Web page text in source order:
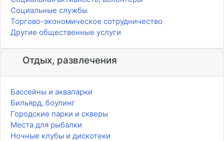
Социальные службы
Торгово-экономическое сотрудничество
Другие общественные услуги
Отдых, развлечения
Бассейны и аквапарки
Бильярд, боулинг
Городские парки и скверы
Места для рыбалки
Ночные клубы и дискотеки